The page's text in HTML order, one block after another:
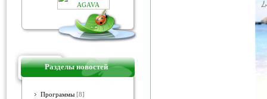
Разделы новостей
Программы [8]